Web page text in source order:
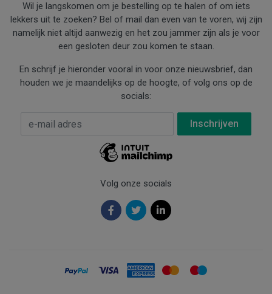
Wil je langskomen om je bestelling op te halen of om iets
lekkers uit te zoeken? Bel of mail dan even van te voren, wij zijn
namelijk niet altijd aanwezig en het zou jammer zijn als je voor
een gesloten deur zou komen te staan.
En schrijf je hieronder vooral in voor onze nieuwsbrief, dan
houden we je maandelijks op de hoogte, of volg ons op de
socials:
E-mail Adres
Volg onze socials